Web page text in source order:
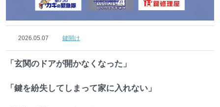
2026.05.07 鍵開け
「玄関のドアが開かなくなった」
「鍵を紛失してしまって家に入れない」